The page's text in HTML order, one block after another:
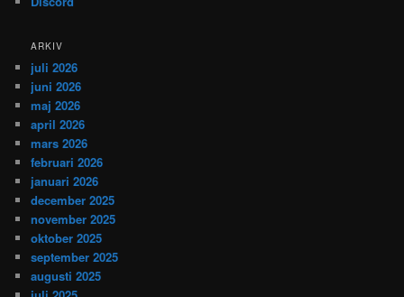
ARKIV
juli 2026
juni 2026
maj 2026
april 2026
mars 2026
februari 2026
januari 2026
december 2025
november 2025
oktober 2025
september 2025
augusti 2025